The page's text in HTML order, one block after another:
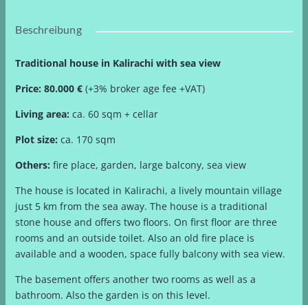
Beschreibung
Traditional house in Kalirachi with sea view
Price: 80.000 € (+3% broker age fee +VAT)
Living area: ca. 60 sqm + cellar
Plot size: ca. 170 sqm
Others: fire place, garden, large balcony, sea view
The house is located in Kalirachi, a lively mountain village
just 5 km from the sea away. The house is a traditional
stone house and offers two floors. On first floor are three
rooms and an outside toilet. Also an old fire place is
available and a wooden, space fully balcony with sea view.
The basement offers another two rooms as well as a
bathroom. Also the garden is on this level.